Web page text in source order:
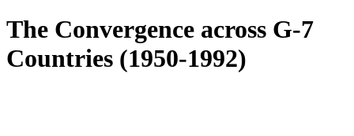
de
Recherche
uO
Comment
The Convergence across G-7
Countries (1950-1992)